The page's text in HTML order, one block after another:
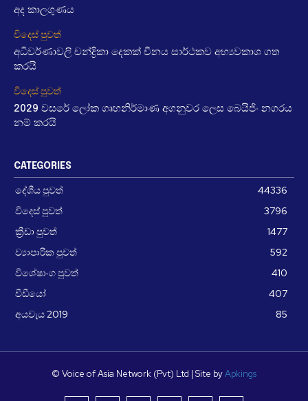
අද කාලගුණය
විදෙස් පුවත්
අධිවර්ණාවලි චන්ද්‍රිකා දෙකක් චීනය සාර්ථකව අභ්‍යවකාශ ගත
කරයි
විදෙස් පුවත්
2029 වසරේ ලෝක ගෘහනිර්මාණ අගනුවර ලෙස බෙයිජිං නගරය
නම් කරයි
CATEGORIES
දේශීය පුවත්
44336
විදෙස් පුවත්
3796
ක්‍රීඩා පුවත්
1477
ව්‍යාපාරික පුවත්
592
විශේෂාංග පුවත්
410
වීඩීයෝ
407
අයවැය 2019
85
© Voice of Asia Network (Pvt) Ltd | Site byApkings